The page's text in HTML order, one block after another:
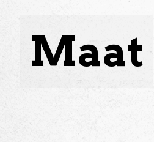
Maat